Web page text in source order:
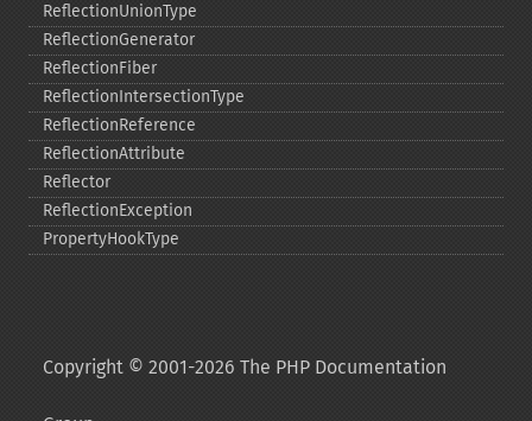
ReflectionUnionType
ReflectionGenerator
ReflectionFiber
ReflectionIntersectionType
ReflectionReference
ReflectionAttribute
Reflector
ReflectionException
PropertyHookType
Copyright © 2001-2026 The PHP Documentation